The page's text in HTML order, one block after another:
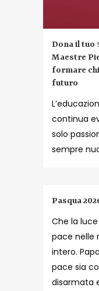
Dona il tuo
Maestre
formare
futuro
continua
solo
sempre
Pasqua
Che la
pace nelle
intero.
pace sia
disarmata